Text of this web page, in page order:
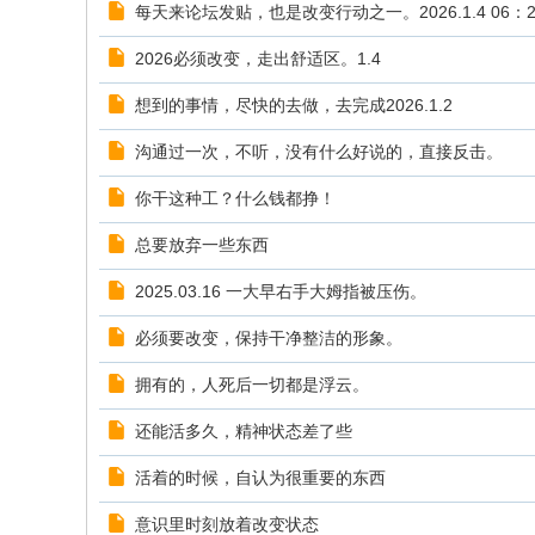
每天来论坛发贴，也是改变行动之一。2026.1.4 06：
2026必须改变，走出舒适区。1.4
想到的事情，尽快的去做，去完成2026.1.2
沟通过一次，不听，没有什么好说的，直接反击。
你干这种工？什么钱都挣！
总要放弃一些东西
2025.03.16 一大早右手大姆指被压伤。
必须要改变，保持干净整洁的形象。
拥有的，人死后一切都是浮云。
还能活多久，精神状态差了些
活着的时候，自认为很重要的东西
意识里时刻放着改变状态